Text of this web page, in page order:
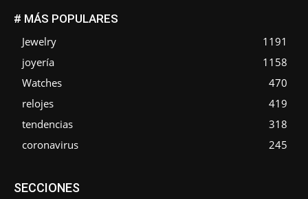
# MÁS POPULARES
Jewelry
1191
joyería
1158
Watches
470
relojes
419
tendencias
318
coronavirus
245
SECCIONESAsociaciones